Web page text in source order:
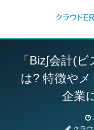
「Biz∫会計(
は? 特徴やメ
企業